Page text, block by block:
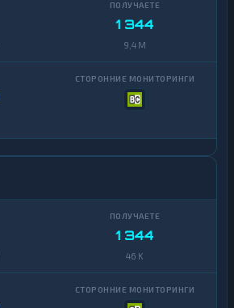
1 344
9,4 M
1 344
46 K